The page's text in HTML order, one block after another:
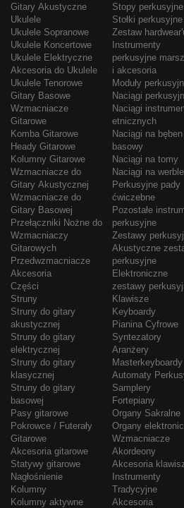
Gitary Akustyczne
Ukulele
Ukulele Sopranowe
Ukulele Koncertowe
Ukulele Elektryczne
Akcesoria do Ukulele
Ukulele Tenorowe
Gitary Basowe
Wzmacniacze
Gitarowe
Komba Gitarowe
Heady Gitarowe
Kolumny Gitarowe
Wzmacniacze do
Gitary Akustycznej
Wzmacniacze do
Gitary Basowej
Przełączniki Nożne do
Wzmacniaczy
Gitarowych
Przedwzmacniacze
Akcesoria
Części
Struny
Struny do gitary
akustycznej
Struny do gitary
elektrycznej
Struny do gitary
klasycznej
Struny do gitary
basowej
Pasy gitarowe
Pokrowce / Futerały
Gitarowe
Akcesoria gitarowe
Statywy gitarowe
Nagłośnienie
Kolumny
Kolumny aktywne
Stopy perkusyjne
Stołki perkusyjne
Zestaw
Instrumenty
perkusyjne
i akcesoria
Moduły
Naciągi
Naciągi
etnicznych
Naciągi na bęben
basowy
Naciągi na tomy
Naciągi na werble
Perkusyjne pady
ćwiczebne
Pozostałe
perkusyjne
Zestawy
Akustyczne
perkusyjne
Elektroniczne
zestawy
Klawisze
Keyboardy
Pianina Cyfrowe
Syntezatory
Aranżery
Masterkeyboardy
Automaty
Samplery
Fortepiany
Organy Sakralne
Organy
Wzmacniacze
Akordeony
Akcesoria
Instrumenty
Tradycyjne
Akcesoria